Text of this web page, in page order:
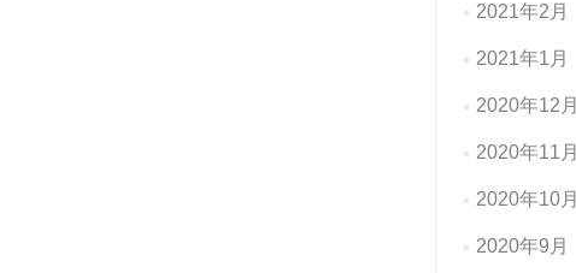
2021年2月
2021年1月
2020年12月
2020年11月
2020年10月
2020年9月